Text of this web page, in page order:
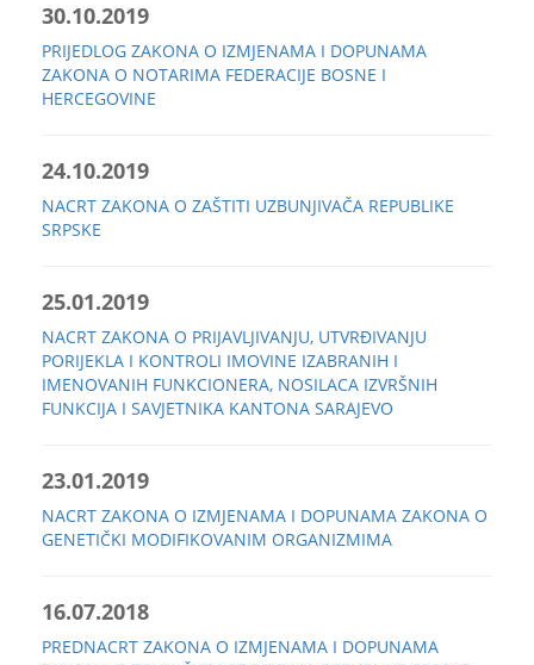
30.10.2019
PRIJEDLOG ZAKONA O IZMJENAMA I DOPUNAMA
ZAKONA O NOTARIMA FEDERACIJE BOSNE I
HERCEGOVINE
24.10.2019
NACRT ZAKONA O ZAŠTITI UZBUNJIVAČA REPUBLIKE
SRPSKE
25.01.2019
NACRT ZAKONA O PRIJAVLJIVANJU, UTVRĐIVANJU
PORIJEKLA I KONTROLI IMOVINE IZABRANIH I
IMENOVANIH FUNKCIONERA, NOSILACA IZVRŠNIH
FUNKCIJA I SAVJETNIKA KANTONA SARAJEVO
23.01.2019
NACRT ZAKONA O IZMJENAMA I DOPUNAMA ZAKONA O
GENETIČKI MODIFIKOVANIM ORGANIZMIMA
16.07.2018
PREDNACRT ZAKONA O IZMJENAMA I DOPUNAMA